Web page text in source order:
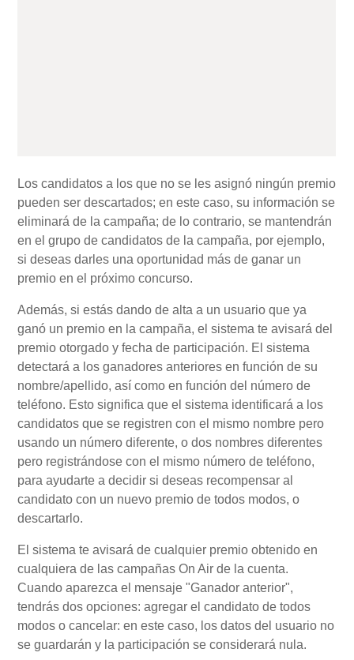
Los candidatos a los que no se les asignó ningún premio
pueden ser descartados; en este caso, su información se
eliminará de la campaña; de lo contrario, se mantendrán
en el grupo de candidatos de la campaña, por ejemplo,
si deseas darles una oportunidad más de ganar un
premio en el próximo concurso.
Además, si estás dando de alta a un usuario que ya
ganó un premio en la campaña, el sistema te avisará del
premio otorgado y fecha de participación. El sistema
detectará a los ganadores anteriores en función de su
nombre/apellido, así como en función del número de
teléfono. Esto significa que el sistema identificará a los
candidatos que se registren con el mismo nombre pero
usando un número diferente, o dos nombres diferentes
pero registrándose con el mismo número de teléfono,
para ayudarte a decidir si deseas recompensar al
candidato con un nuevo premio de todos modos, o
descartarlo.
El sistema te avisará de cualquier premio obtenido en
cualquiera de las campañas On Air de la cuenta.
Cuando aparezca el mensaje "Ganador anterior",
tendrás dos opciones: agregar el candidato de todos
modos o cancelar: en este caso, los datos del usuario no
se guardarán y la participación se considerará nula.